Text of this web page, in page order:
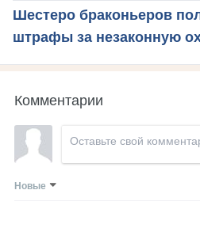
Шестеро браконьеров
штрафы за незаконную
Комментарии
Новые